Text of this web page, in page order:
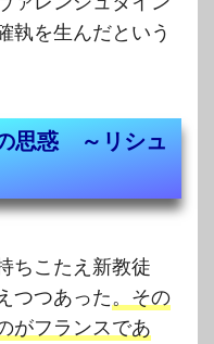
執を生んだという
思惑 ～リシュ
ちこたえ新教徒
つつあった。その
がフランスであ